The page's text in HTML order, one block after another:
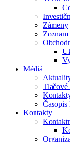
Zámeny
Médiá
Tlačové
Časopis
Kontakty